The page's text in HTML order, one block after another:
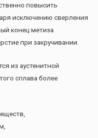
повысить
исключению сверления
конец метиза
при закручивании.
из аустенитной
сплава более